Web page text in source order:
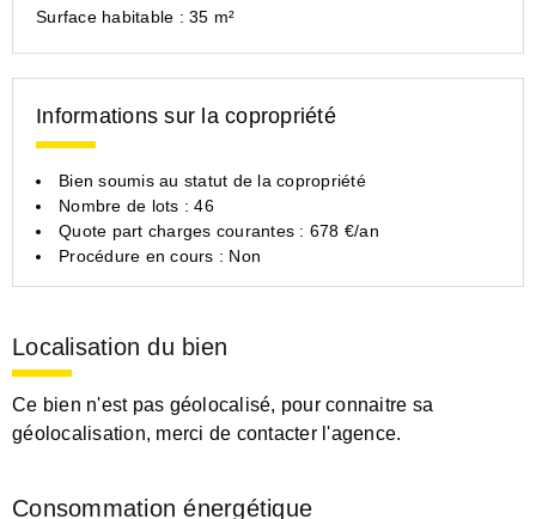
Surface habitable : 35 m²
Informations sur la copropriété
Bien soumis au statut de la copropriété
Nombre de lots : 46
Quote part charges courantes : 678 €/an
Procédure en cours : Non
Localisation du bien
Ce bien n'est pas géolocalisé, pour connaitre sa
géolocalisation, merci de contacter l'agence.
Consommation énergétique